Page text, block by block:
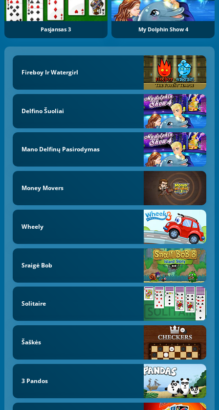
Pasjansas 3 My Dolphin Show 4
Fireboy Ir Watergirl
Delfino Šuoliai
Mano Delfinų Pasirodymas
Money Movers
Wheely
Sraigė Bob
Solitaire
Šaškės
3 Pandos